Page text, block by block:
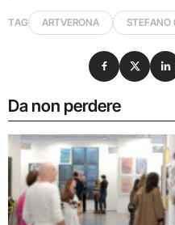
TAG ARTVERONA STEFANO
Da non perdere
Condividi su